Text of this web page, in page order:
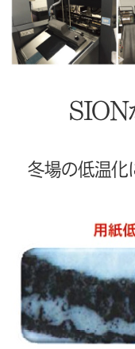
SION
冬場の低温化